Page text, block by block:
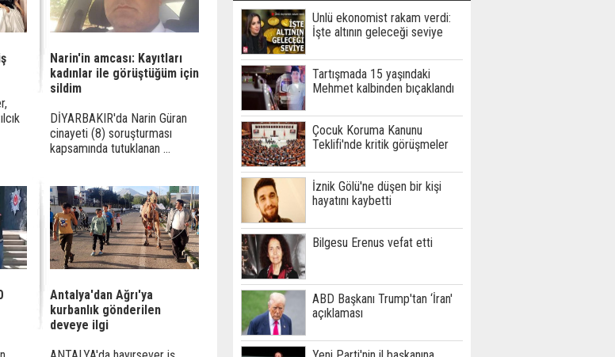
Narin'in amcası: Kayıtları
kadınlar ile görüştüğüm için
sildim
DİYARBAKIR'da Narin Güran
cinayeti (8) soruşturması
kapsamında tutuklanan ...
Antalya'dan Ağrı'ya
kurbanlık gönderilen
deveye ilgi
Ünlü ekonomist rakam verdi:
İşte altının geleceği seviye
Tartışmada 15 yaşındaki
Mehmet kalbinden bıçaklandı
Çocuk Koruma Kanunu
Teklifi'nde kritik görüşmeler
İznik Gölü'ne düşen bir kişi
hayatını kaybetti
Bilgesu Erenus vefat etti
ABD Başkanı Trump'tan ‘İran'
açıklaması